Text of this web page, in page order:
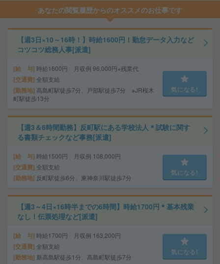
あなたの閲覧履歴からのオススメのお仕事です
【週3日×10～16時！】時給1600円！勤怠データ入力など
コツコツ総務人事[派遣]
給 与 時給1600円 月収例 96,000円+残業代
交通費 全額支給
勤務地 高島町駅徒歩7分、戸部駅徒歩7分 ※JR桜木
町駅徒歩13分
気になる!
【週3＆6時間勤務】反町駅にある学校法人＊試験に関す
る書類チェックなど事務[派遣]
給 与 時給1500円 月収例 108,000円
交通費 全額支給
勤務地 反町駅徒歩6分、東神奈川駅徒歩7分
気になる!
【週3～4日×16時半までの6時間】時給1700円＊基本残業
なし！伝票処理など[派遣]
給 与 時給1700円 月収例 163,200円
交通費 全額支給
勤務地 新高島駅徒歩1分、高島町駅徒歩7分
気になる!